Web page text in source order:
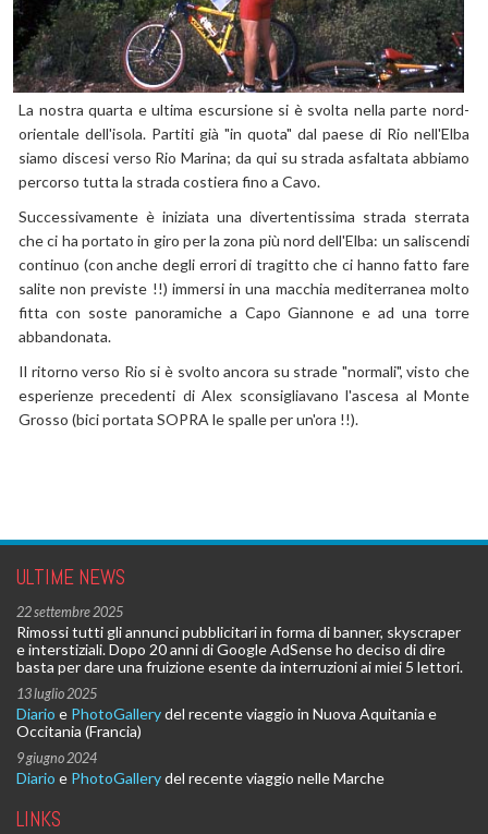
La nostra quarta e ultima escursione si è svolta nella parte nord-
orientale dell'isola. Partiti già "in quota" dal paese di Rio nell'Elba
siamo discesi verso Rio Marina; da qui su strada asfaltata abbiamo
percorso tutta la strada costiera fino a Cavo.
Successivamente è iniziata una divertentissima strada sterrata
che ci ha portato in giro per la zona più nord dell'Elba: un saliscendi
continuo (con anche degli errori di tragitto che ci hanno fatto fare
salite non previste !!) immersi in una macchia mediterranea molto
fitta con soste panoramiche a Capo Giannone e ad una torre
abbandonata.
Il ritorno verso Rio si è svolto ancora su strade "normali", visto che
esperienze precedenti di Alex sconsigliavano l'ascesa al Monte
Grosso (bici portata SOPRA le spalle per un'ora !!).
ULTIME NEWS
22 settembre 2025
Rimossi tutti gli annunci pubblicitari in forma di banner, skyscraper
e interstiziali. Dopo 20 anni di Google AdSense ho deciso di dire
basta per dare una fruizione esente da interruzioni ai miei 5 lettori.
13 luglio 2025
Diario e PhotoGallerydel recente viaggio in Nuova Aquitania e
Occitania (Francia)
9 giugno 2024
Diario e PhotoGallerydel recente viaggio nelle Marche
LINKS